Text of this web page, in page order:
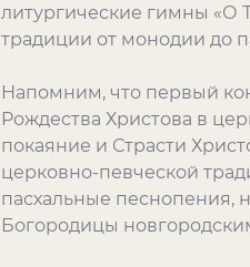
литургические гимны «О
традиции от монодии до
Напомним, что первый
Рождества Христова в
покаяние и Страсти
церковно-певческой
пасхальные песнопения,
Богородицы